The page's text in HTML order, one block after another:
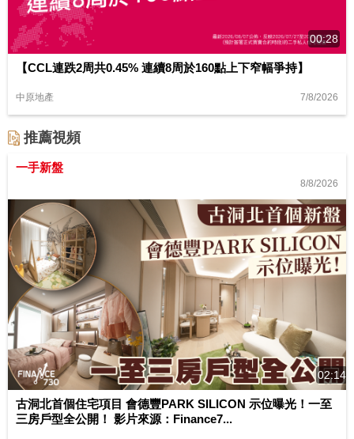
00:28
【CCL連跌2周共0.45% 連續8周於160點上下窄幅爭持】
中原地產 7/8/2026
推薦視頻
一手新盤
8/8/2026
02:14
古洞北首個住宅項目 會德豐PARK SILICON 示位曝光！一至
三房戶型全公開！ 影片來源：Finance7...